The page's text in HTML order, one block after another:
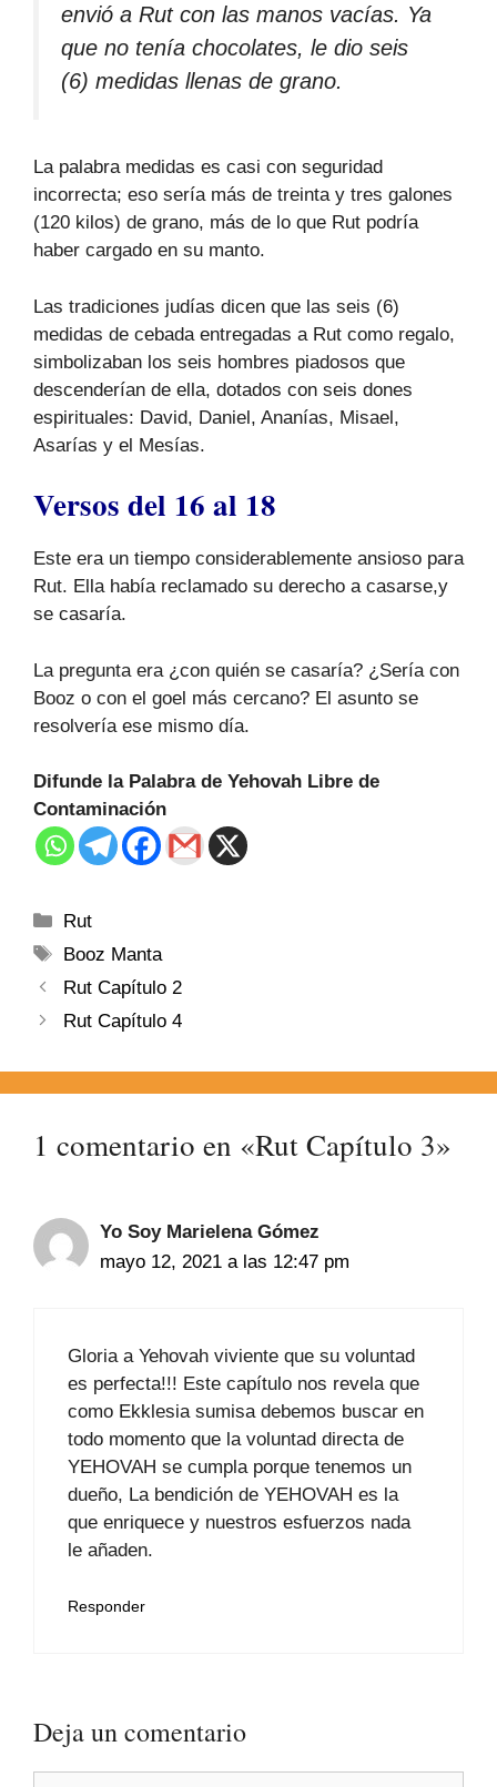
envió a Rut con las manos vacías. Ya
que no tenía chocolates, le dio seis
(6) medidas llenas de grano.
La palabra medidas es casi con seguridad
incorrecta; eso sería más de treinta y tres galones
(120 kilos) de grano, más de lo que Rut podría
haber cargado en su manto.
Las tradiciones judías dicen que las seis (6)
medidas de cebada entregadas a Rut como regalo,
simbolizaban los seis hombres piadosos que
descenderían de ella, dotados con seis dones
espirituales: David, Daniel, Ananías, Misael,
Asarías y el Mesías.
Versos del 16 al 18
Este era un tiempo considerablemente ansioso para
Rut. Ella había reclamado su derecho a casarse,y
se casaría.
La pregunta era ¿con quién se casaría? ¿Sería con
Booz o con el goel más cercano? El asunto se
resolvería ese mismo día.
Difunde la Palabra de Yehovah Libre de
Contaminación
Rut
Booz Manta
Rut Capítulo 2
Rut Capítulo 4
1 comentario en «Rut Capítulo 3»
Yo Soy Marielena Gómez
mayo 12, 2021 a las 12:47 pm
Gloria a Yehovah viviente que su voluntad
es perfecta!!! Este capítulo nos revela que
como Ekklesia sumisa debemos buscar en
todo momento que la voluntad directa de
YEHOVAH se cumpla porque tenemos un
dueño, La bendición de YEHOVAH es la
que enriquece y nuestros esfuerzos nada
le añaden.
Responder
Deja un comentario